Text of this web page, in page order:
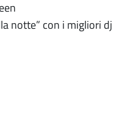
notte” con i migliori dj